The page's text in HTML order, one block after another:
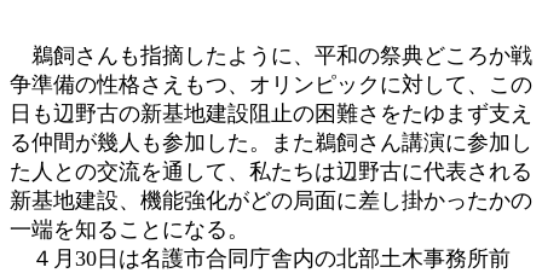
鵜飼さんも指摘したように、平和の祭典どころか戦
争準備の性格さえもつ、オリンピックに対して、この
日も辺野古の新基地建設阻止の困難さをたゆまず支え
る仲間が幾人も参加した。また鵜飼さん講演に参加し
た人との交流を通して、私たちは辺野古に代表される
新基地建設、機能強化がどの局面に差し掛かったかの
一端を知ることになる。
４月30日は名護市合同庁舎内の北部土木事務所前